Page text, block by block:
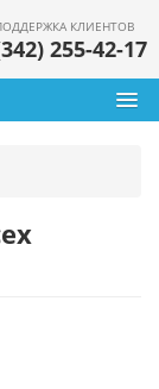
КЛИЕНТОВ
255-42-17